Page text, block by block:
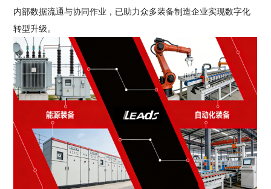
内部数据流通与协同作业，已助力众多装备制造企业实现数字化
转型升级。